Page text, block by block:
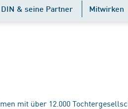
DIN & seine Partner Mitwirken
mit über 12.000